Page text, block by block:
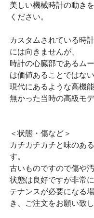
美しい機械時計の動き
ください。
カスタムされている時
には向きませんが、
時計の心臓部であるム
は価値あることではな
現代にあるような高機
無かった当時の高級モデ
＜状態・傷など＞
カチカチカチと味のあ
す。
古いものですので傷や
状態は良好ですが非常
テナンスが必要になる
き、ご注文をお願い致し